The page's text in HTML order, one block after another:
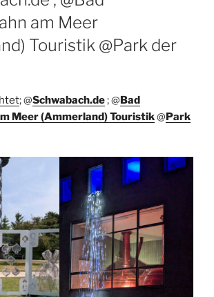
am Meer
Touristik @Park der
; @Schwabach.de; @Bad
Meer (Ammerland) Touristik@Park